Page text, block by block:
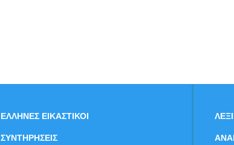
ΕΛΛΗΝΕΣ ΕΙΚΑΣΤΙΚΟΙ
ΣΥΝΤΗΡΗΣΕΙΣ